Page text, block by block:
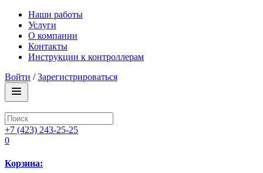
Наши работы
Услуги
О компании
Контакты
Инструкции к контроллерам
Войти /Зарегистрироваться
+7 (423) 243-25-25
0
Корзина: